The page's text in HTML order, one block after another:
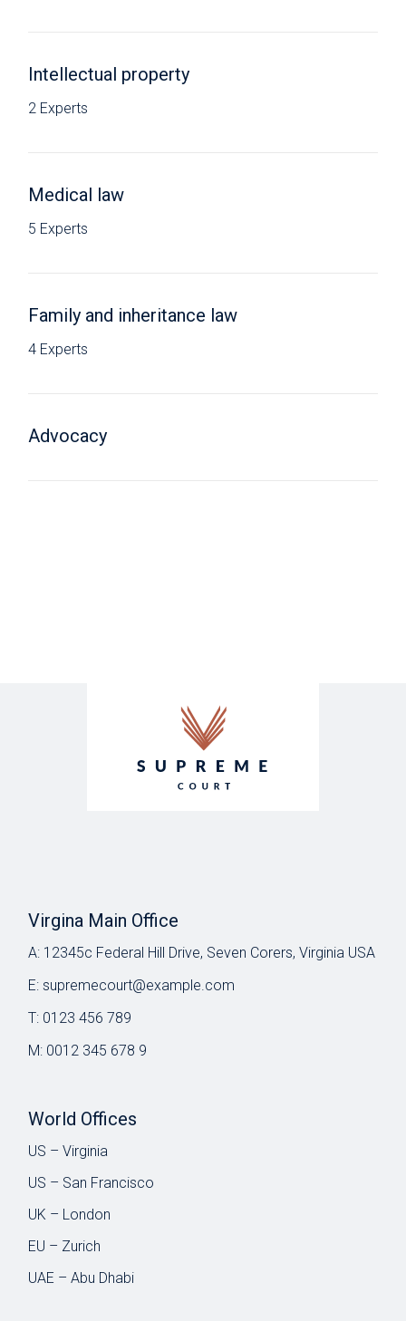
Intellectual property
2 Experts
Medical law
5 Experts
Family and inheritance law
4 Experts
Advocacy
Virgina Main Office
A: 12345c Federal Hill Drive, Seven Corers, Virginia USA
E:supremecourt@example.com
T: 0123 456 789
M: 0012 345 678 9
World Offices
US – Virginia
US – San Francisco
UK – London
EU – Zurich
UAE – Abu Dhabi